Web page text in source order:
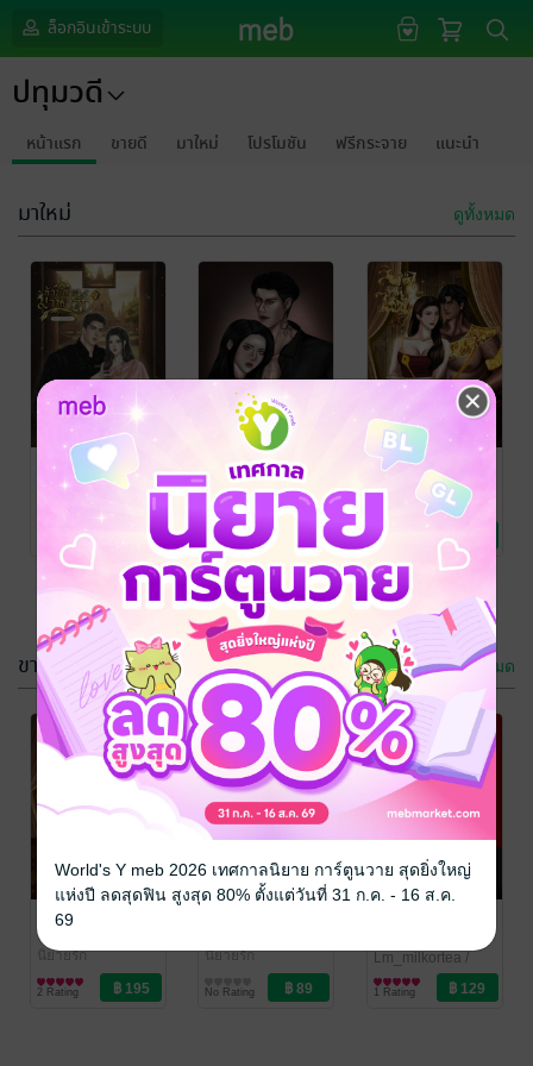
ล็อกอินเข้าระบบ
ปทุมวดี
หน้าแรก ขายดี มาใหม่ โปรโมชัน ฟรีกระจาย แนะนำ
มาใหม่ ดูทั้งหมด
ข้ามกาลมาหา
รัก เล่ม ๑
ปทุมวดี
นิยายรัก
No Rating
โปรดปราน
ปทุมวดี
นิยายรัก
No Rating
สิเน่หาอัคคีวลัญ์
ปทุมวดี
นิยายรัก
2 Rating
Danger of love
ร้าย พ่ายรัก
Lm_milkortea/
นิยายรักวัยรุ่น
1 Rating
You are my
everything
ความรักของ
เขา...คือเธอ
ปทุมวดี
1 Rating
ขายดี ดูทั้งหมด
สิเน่หาอัคคีวลัญ์
ปทุมวดี
นิยายรัก
2 Rating
นิยายรัก
No Rating
ร้าย พ่ายรัก
Lm_milkortea /
ปทุมวดี
นิยายรักวัยรุ่น
1 Rating
World's Y meb 2026 เทศกาลนิยาย การ์ตูนวาย สุดยิ่งใหญ่
แห่งปี ลดสุดฟิน สูงสุด 80% ตั้งแต่วันที่ 31 ก.ค. - 16 ส.ค.
69